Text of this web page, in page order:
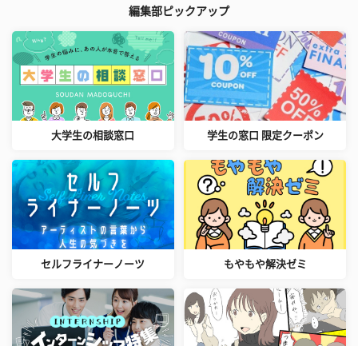
編集部ピックアップ
大学生の相談窓口 学生の窓口 限定クーポン
セルフライナーノーツ もやもや解決ゼミ